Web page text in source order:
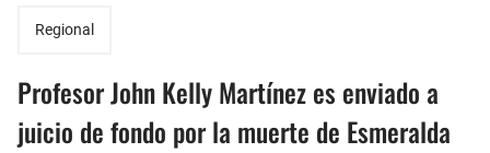
Regional
Profesor John Kelly Martínez es enviado a
juicio de fondo por la muerte de Esmeralda